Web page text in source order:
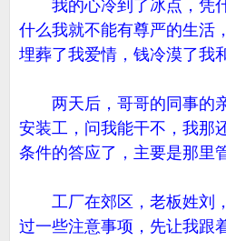
我的心冷到了冰点，凭
什么我就不能有尊严的生活
埋葬了我爱情，钱冷漠了我
两天后，哥哥的同事的
安装工，问我能干不，我那
条件的答应了，主要是那里
工厂在郊区，老板姓刘
过一些注意事项，先让我跟